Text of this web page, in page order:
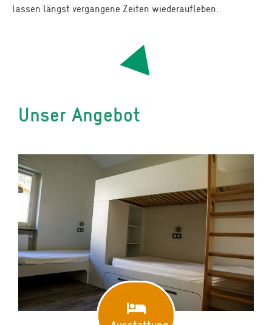
lassen längst vergangene Zeiten wiederaufleben.
Unser Angebot